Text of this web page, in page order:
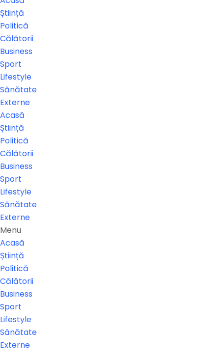
Știință
Politică
Călătorii
Business
Sport
Lifestyle
Sănătate
Externe
Acasă
Știință
Politică
Călătorii
Business
Sport
Lifestyle
Sănătate
Externe
Menu
Acasă
Știință
Politică
Călătorii
Business
Sport
Lifestyle
Sănătate
Externe